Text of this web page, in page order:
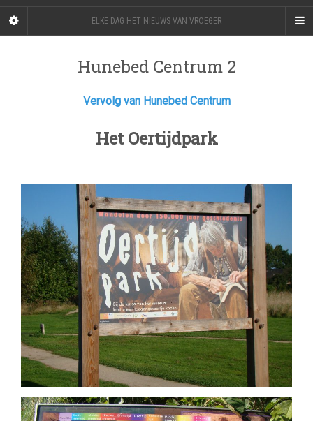
ELKE DAG HET NIEUWS VAN VROEGER
Hunebed Centrum 2
Vervolg van Hunebed Centrum
Het Oertijdpark